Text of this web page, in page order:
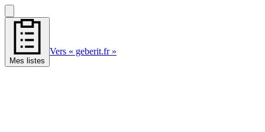
Mes listes
Vers « geberit.fr »